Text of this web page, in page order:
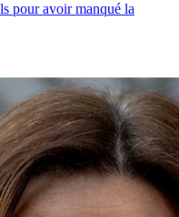
pour avoir manqué la